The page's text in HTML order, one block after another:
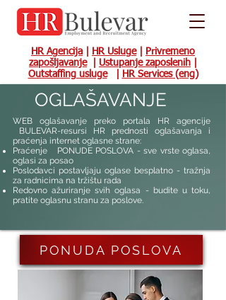
HR Agencija HR Usluge|
Privremeno
zapošljavanje| Ustupanje zaposlenih
Outstaffing usluge| HR Services (eng)
OGLAŠAVANJE
WEB oglašavanje preko portala HR agencije
BULEVAR-resursi HR prednosti oglašavanja i
praćenja internet oglasne strane:
Praćenje PONUDE POSLOVA - sve vrste oglasa,
oglasi za posao
Poslodavci postavljaju oglase besplatno - tražnja
za radnicima na tržištu rada
Redovno ažuriranje svih oglasa - budite u toku,
pratite oglasnu stranu za poslove.
PONUDA POSLOVA